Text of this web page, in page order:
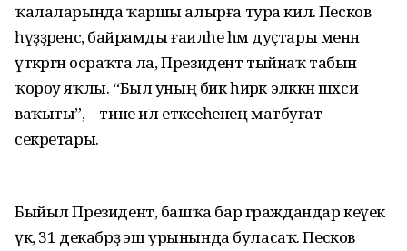
ҡалаларында ҡаршы алырға тура килә. Песков
һүҙҙәренсә, байрамды ғаиләһе һәм дуҫтары менән
үткәргән осраҡта ла, Президент тыйнаҡ табын
ҡороу яҡлы. “Был уның бик һирәк эләккән шәхси
ваҡыты”, – тине ил етәксеһенең матбуғат
секретары.
Быйыл Президент, башҡа бар граждандар кеүек
үк, 31 декабрҙә эш урынында буласаҡ. Песков